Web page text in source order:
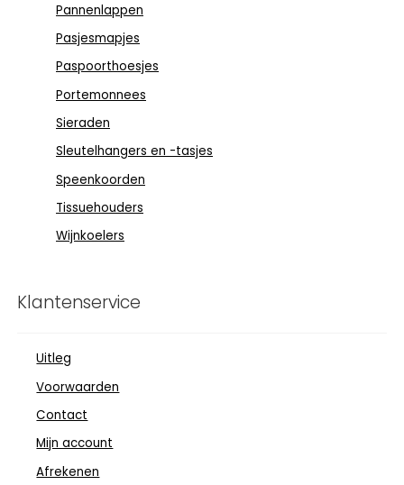
Pannenlappen
Pasjesmapjes
Paspoorthoesjes
Portemonnees
Sieraden
Sleutelhangers en -tasjes
Speenkoorden
Tissuehouders
Wijnkoelers
Klantenservice
Uitleg
Voorwaarden
Contact
Mijn account
Afrekenen